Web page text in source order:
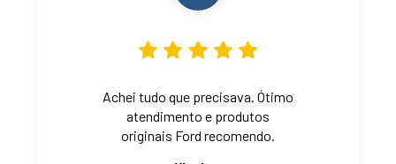
Achei tudo que precisava. Ótimo
atendimento e produtos
originais Ford recomendo.